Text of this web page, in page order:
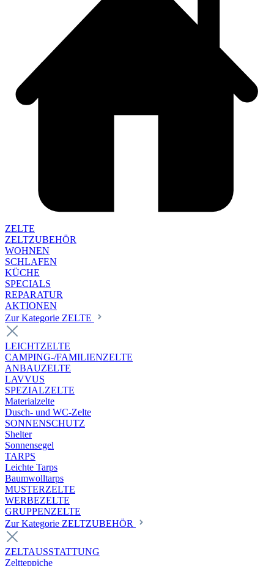
ZELTE
ZELTZUBEHÖR
WOHNEN
SCHLAFEN
KÜCHE
SPECIALS
REPARATUR
AKTIONEN
Zur Kategorie ZELTE
LEICHTZELTE
CAMPING-/FAMILIENZELTE
ANBAUZELTE
LAVVUS
SPEZIALZELTE
Materialzelte
Dusch- und WC-Zelte
SONNENSCHUTZ
Shelter
Sonnensegel
TARPS
Leichte Tarps
Baumwolltarps
MUSTERZELTE
WERBEZELTE
GRUPPENZELTE
Zur Kategorie ZELTZUBEHÖR
ZELTAUSSTATTUNG
Zeltteppiche